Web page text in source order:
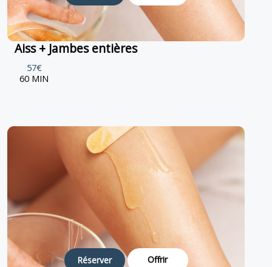
Aiss + Jambes entières
57€
60 MIN
Réserver Offrir